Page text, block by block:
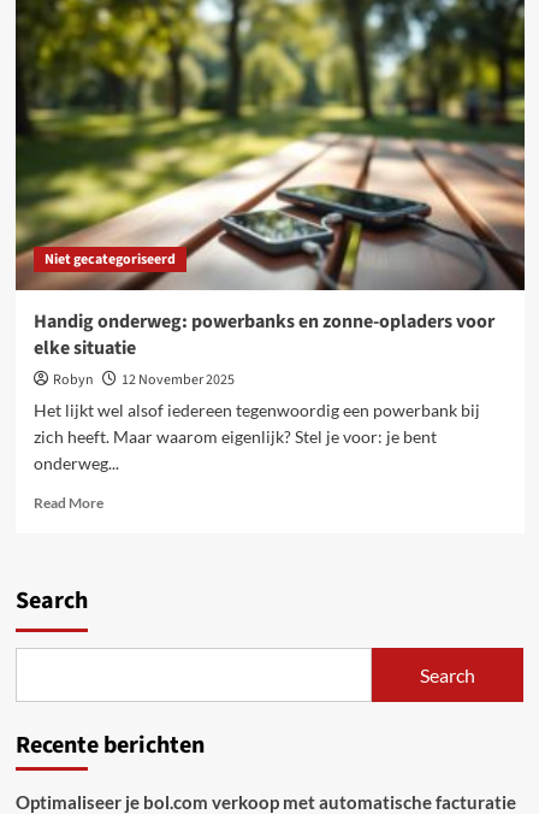
en
duurzame
powerbanks
voor
elk
avontuur
onderweg
Niet gecategoriseerd
Handig onderweg: powerbanks en zonne-opladers voor
elke situatie
Robyn
12 November 2025
Het lijkt wel alsof iedereen tegenwoordig een powerbank bij
zich heeft. Maar waarom eigenlijk? Stel je voor: je bent
onderweg...
Read MoreRead
voor
situatie
Search
Search
Recente berichten
Optimaliseer je bol.com verkoop met automatische facturatie